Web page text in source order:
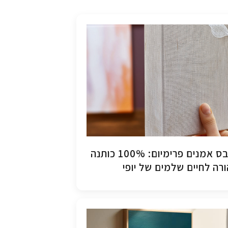
קנבס אמנים פרימיום: 100% כותנה
לחיים שלמים של יופי